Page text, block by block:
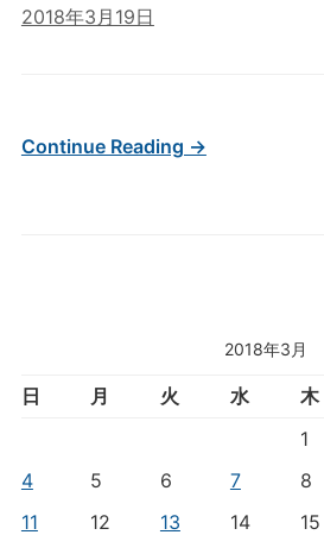
2018年3月
日 月 火 水 木
1
4
5 6 7 8
11
12 13 14 15
2018年3月19日
Continue Reading →